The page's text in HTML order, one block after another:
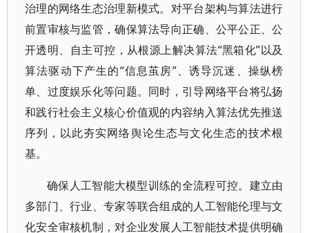
治理的网络生态治理新模式。对平台架构与算法进行
前置审核与监管，确保算法导向正确、公平公正、公
开透明、自主可控，从根源上解决算法“黑箱化”以及
算法驱动下产生的“信息茧房”、诱导沉迷、操纵榜
单、过度娱乐化等问题。同时，引导网络平台将弘扬
和践行社会主义核心价值观的内容纳入算法优先推送
序列，以此夯实网络舆论生态与文化生态的技术根
基。
确保人工智能大模型训练的全流程可控。建立由
多部门、行业、专家等联合组成的人工智能伦理与文
化安全审核机制，对企业发展人工智能技术提供明确